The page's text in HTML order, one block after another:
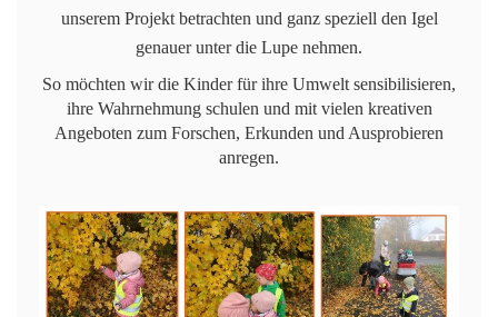
unserem Projekt betrachten und ganz speziell den Igel
genauer unter die Lupe nehmen.
So möchten wir die Kinder für ihre Umwelt sensibilisieren,
ihre Wahrnehmung schulen und mit vielen kreativen
Angeboten zum Forschen, Erkunden und Ausprobieren
anregen.